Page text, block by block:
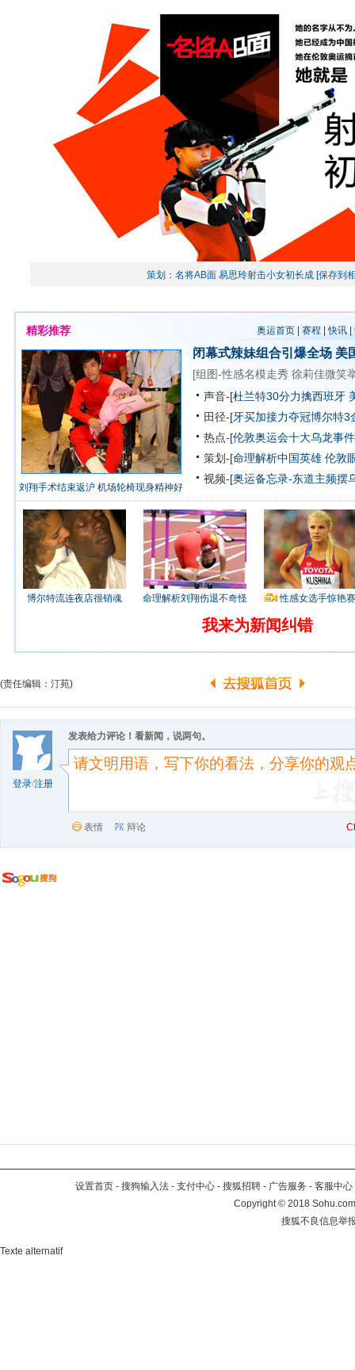
策划：名将AB面 易思玲射击小女初长成 [保存到
精彩推荐 奥运首页| 赛程 |快讯|
刘翔手术结束返沪 机场轮椅现身精神好
闭幕式辣妹组合引爆全场 美
[组图-性感名模走秀 徐莉佳微笑
声音-[杜兰特30分力擒西班牙
田径-[牙买加接力夺冠博尔特3
热点-[伦敦奥运会十大乌龙事件
策划-[命理解析中国英雄 伦敦
视频-[奥运备忘录-东道主频摆
博尔特流连夜店很销魂 命理解析刘翔伤退不奇怪 性感女选手惊艳
我来为新闻纠错
(责任编辑：汀苑)
登录/注册
发表给力评论！看新闻，说两句。
表情 辩论
设置首页 - 搜狗输入法 - 支付中心 - 搜狐招聘 - 广告服务 - 客服中心
Copyright©2018
搜狐不良信息举
Texte alternatif